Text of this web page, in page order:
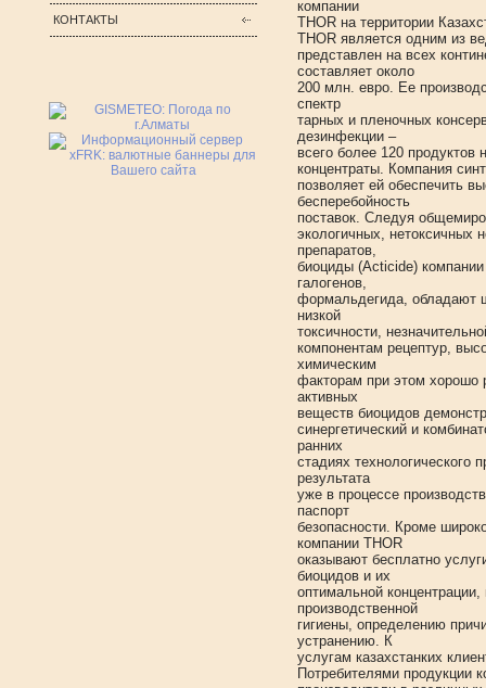
КОНТАКТЫ
компании
THOR на территории
THOR является одним из
представлен на всех
составляет около
200 млн. евро. Ее
спектр
тарных и пленочных
дезинфекции –
всего более 120 продуктов
концентраты. Компания
позволяет ей обеспечить
бесперебойность
поставок. Следуя
экологичных, нетоксичных
препаратов,
биоциды (Acticide)
галогенов,
формальдегида, обладают
низкой
токсичности,
компонентам рецептур,
химическим
факторам при этом хорошо
активных
веществ биоцидов
синергетический и
ранних
стадиях технологического
результата
уже в процессе
паспорт
безопасности. Кроме
компании THOR
оказывают бесплатно
биоцидов и их
оптимальной
производственной
гигиены, определению
устранению. К
услугам казахстанких
Потребителями продукции